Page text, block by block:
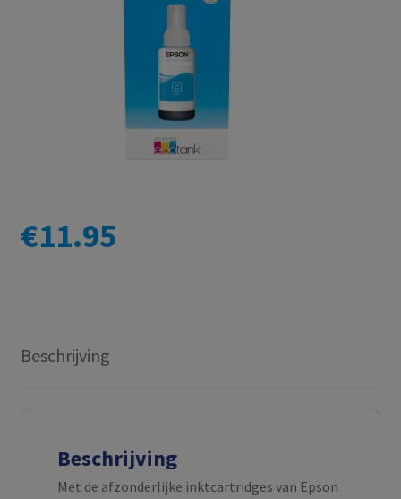
€11.95
Beschrijving
Beschrijving
Met de afzonderlijke inktcartridges van Epson